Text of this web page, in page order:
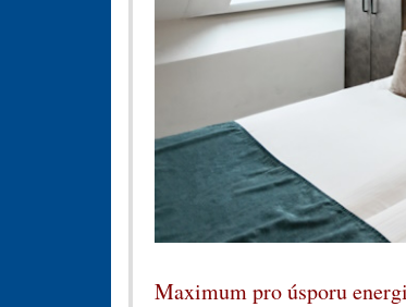
Maximum pro úsporu